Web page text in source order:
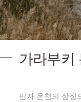
만자 야
만자 야쿠시도(